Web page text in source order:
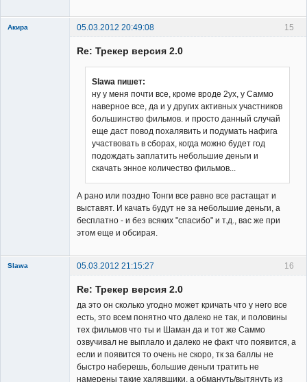
15
Акира 05.03.2012 20:49:08
Re: Трекер версия 2.0
Slawa пишет:
ну у меня почти все, кроме вроде 2ух, у Саммо
наверное все, да и у других активных участников
большинство фильмов. и просто данный случай
еще даст повод похалявить и подумать нафига
участвовать в сборах, когда можно будет год
подождать заплатить небольшие деньги и
скачать энное количество фильмов...
А рано или поздно Тонги все равно все растащат и
выставят. И качать будут не за небольшие деньги, а
бесплатно - и без всяких "спасибо" и т.д., вас же при
этом еще и обсирая.
16
Slawa
05.03.2012 21:15:27
Re: Трекер версия 2.0
да это он сколько угодно может кричать что у него все
есть, это всем понятно что далеко не так, и половины
тех фильмов что ты и Шаман да и тот же Саммо
озвучивал не выплало и далеко не факт что появится, а
если и появится то очень не скоро, тк за баллы не
быстро наберешь, большие деньги тратить не
намерены такие халявщики, а обмануть/вытянуть из